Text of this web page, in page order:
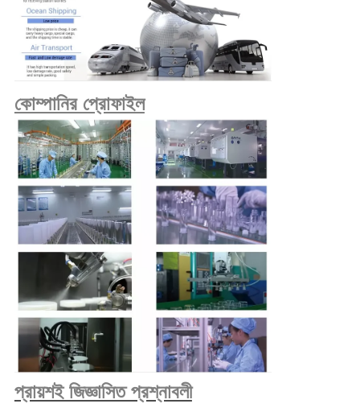
কোম্পানির প্রোফাইল
প্রায়শই জিজ্ঞাসিত প্রশ্নাবলী